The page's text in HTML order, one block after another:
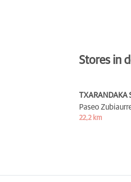
Stores in
TXARANDAKA
Paseo
22,2 km